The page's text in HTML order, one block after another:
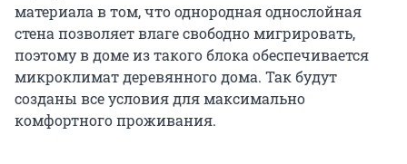
материала в том, что однородная однослойная
стена позволяет влаге свободно мигрировать,
поэтому в доме из такого блока обеспечивается
микроклимат деревянного дома. Так будут
созданы все условия для максимально
комфортного проживания.